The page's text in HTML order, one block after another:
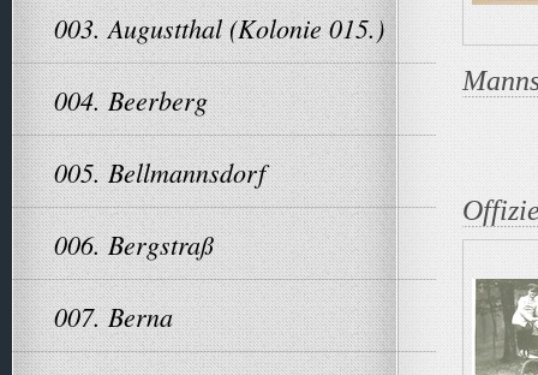
003. Augustthal (Kolonie 015.)
004. Beerberg
005. Bellmannsdorf
006. Bergstraß
007. Berna